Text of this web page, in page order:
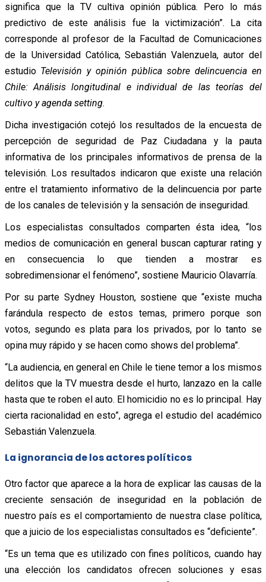
significa que la TV cultiva opinión pública. Pero lo más
predictivo de este análisis fue la victimización”. La cita
corresponde al profesor de la Facultad de Comunicaciones
de la Universidad Católica, Sebastián Valenzuela, autor del
estudio Televisión y opinión pública sobre delincuencia en
Chile: Análisis longitudinal e individual de las teorías del
cultivo y agenda setting.
Dicha investigación cotejó los resultados de la encuesta de
percepción de seguridad de Paz Ciudadana y la pauta
informativa de los principales informativos de prensa de la
televisión. Los resultados indicaron que existe una relación
entre el tratamiento informativo de la delincuencia por parte
de los canales de televisión y la sensación de inseguridad.
Los especialistas consultados comparten ésta idea, “los
medios de comunicación en general buscan capturar rating y
en consecuencia lo que tienden a mostrar es
sobredimensionar el fenómeno”, sostiene Mauricio Olavarría.
Por su parte Sydney Houston, sostiene que “existe mucha
farándula respecto de estos temas, primero porque son
votos, segundo es plata para los privados, por lo tanto se
opina muy rápido y se hacen como shows del problema”.
“La audiencia, en general en Chile le tiene temor a los mismos
delitos que la TV muestra desde el hurto, lanzazo en la calle
hasta que te roben el auto. El homicidio no es lo principal. Hay
cierta racionalidad en esto”, agrega el estudio del académico
Sebastián Valenzuela.
La ignorancia de los actores políticos
Otro factor que aparece a la hora de explicar las causas de la
creciente sensación de inseguridad en la población de
nuestro país es el comportamiento de nuestra clase política,
que a juicio de los especialistas consultados es “deficiente”.
“Es un tema que es utilizado con fines políticos, cuando hay
una elección los candidatos ofrecen soluciones y esas